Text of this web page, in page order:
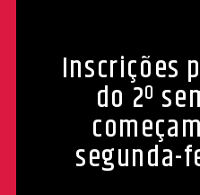
Inscrições
do 2º
segunda-